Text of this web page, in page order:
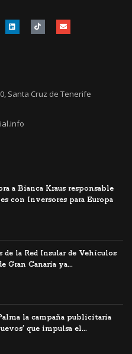
Santa Cruz de Tenerife
a Bianca Kraus responsable
con Inversores para Europa
de la Red Insular de Vehículos
Gran Canaria ya...
la campaña publicitaria
que impulsa el...